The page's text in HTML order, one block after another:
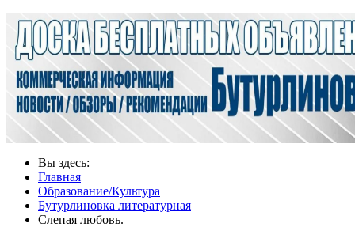
Вы здесь:
Главная
Образование/Культура
Бутурлиновка литературная
Слепая любовь.